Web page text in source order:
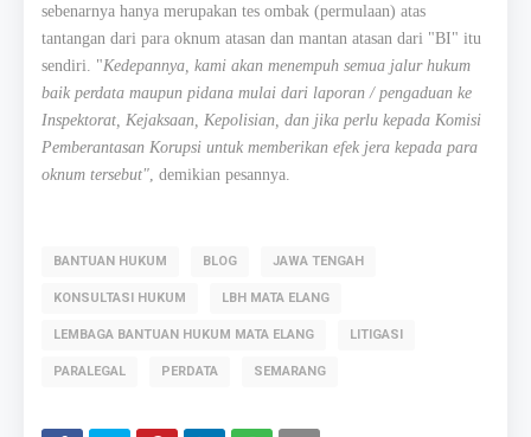
sebenarnya hanya merupakan tes ombak (permulaan) atas
tantangan dari para oknum atasan dan mantan atasan dari "BI" itu
sendiri. "Kedepannya, kami akan menempuh semua jalur hukum
baik perdata maupun pidana mulai dari laporan / pengaduan ke
Inspektorat, Kejaksaan, Kepolisian, dan jika perlu kepada Komisi
Pemberantasan Korupsi untuk memberikan efek jera kepada para
oknum tersebut" , demikian pesannya.
BANTUAN HUKUM BLOG JAWA TENGAH
KONSULTASI HUKUM LBH MATA ELANG
LEMBAGA BANTUAN HUKUM MATA ELANG LITIGASI
PARALEGAL PERDATA SEMARANG